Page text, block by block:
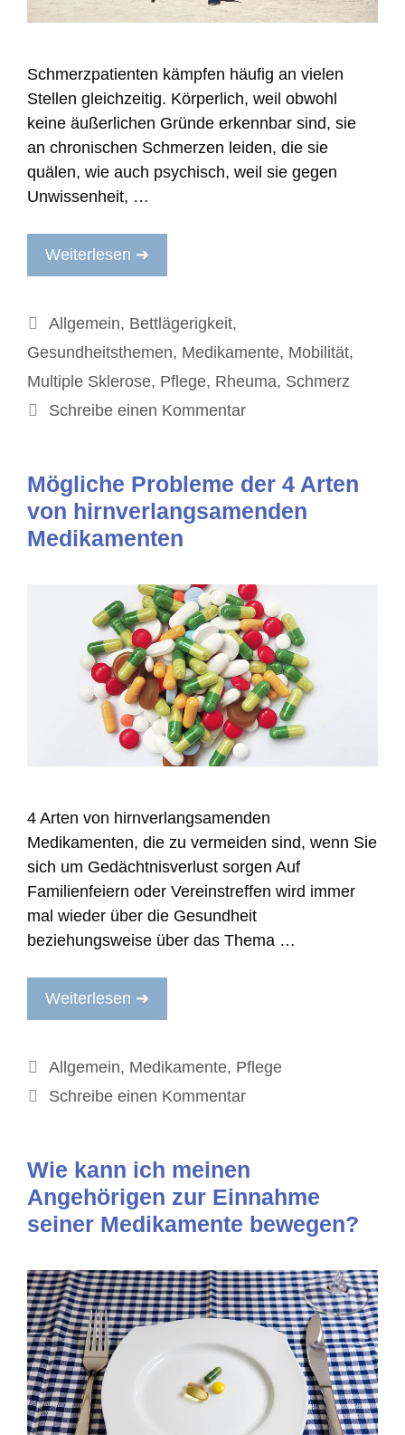
Schmerzpatienten kämpfen häufig an vielen
Stellen gleichzeitig. Körperlich, weil obwohl
keine äußerlichen Gründe erkennbar sind, sie
an chronischen Schmerzen leiden, die sie
quälen, wie auch psychisch, weil sie gegen
Unwissenheit, …
Weiterlesen ➔
Kategorien
Allgemein, Bettlägerigkeit,
Gesundheitsthemen, Medikamente, Mobilität,
Multiple Sklerose, Pflege, Rheuma, Schmerz
Schreibe einen Kommentar
Mögliche Probleme der 4 Arten
von hirnverlangsamenden
Medikamenten
4 Arten von hirnverlangsamenden
Medikamenten, die zu vermeiden sind, wenn Sie
sich um Gedächtnisverlust sorgen Auf
Familienfeiern oder Vereinstreffen wird immer
mal wieder über die Gesundheit
beziehungsweise über das Thema …
Weiterlesen ➔
Kategorien
Allgemein, Medikamente, Pflege
Schreibe einen Kommentar
Wie kann ich meinen
Angehörigen zur Einnahme
seiner Medikamente bewegen?